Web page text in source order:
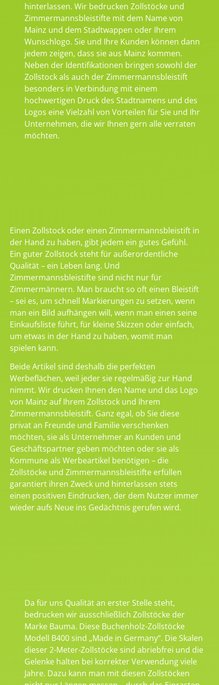
hinterlassen. Wir bedrucken Zollstöcke und
Zimmermannsbleistifte mit dem Name von
Mainz und dem Stadtwappen oder Ihrem
Wunschlogo. Sie und Ihre Kunden können dann
jedem zeigen, dass sie aus Mainz kommen.
Neben der Identifikationen bringen sowohl der
Zollstock als auch der Zimmermannsbleistift
besonders in Verbindung mit einem
hochwertigen Druck des Stadtnamens und des
Logos eine Vielzahl von Vorteilen für Sie und Ihr
Unternehmen, die wir Ihnen gern alle verraten
möchten.
Einen Zollstock oder einen Zimmermannsbleistift in
der Hand zu haben, gibt jedem ein gutes Gefühl.
Ein guter Zollstock steht für außerordentliche
Qualität – ein Leben lang. Und
Zimmermannsbleistifte sind nicht nur für
Zimmermännern. Man braucht so oft einen Bleistift
– sei es, um schnell Markierungen zu setzen, wenn
man ein Bild aufhängen will, wenn man einen seine
Einkaufsliste führt, für kleine Skizzen oder einfach,
um etwas in der Hand zu haben, womit man
spielen kann.
Beide Artikel sind deshalb die perfekten
Werbeflächen, weil jeder sie regelmäßig zur Hand
nimmt. Wir drucken Ihnen den Name und das Logo
von Mainz auf Ihrem Zollstock und Ihrem
Zimmermannsbleistift. Ganz egal, ob Sie diese
privat an Freunde und Familie verschenken
möchten, sie als Unternehmer an Kunden und
Geschäftspartner geben möchten oder sie als
Kommune als Werbeartikel benötigen – die
Zollstöcke und Zimmermannsbleistifte erfüllen
garantiert ihren Zweck und hinterlassen stets
einen positiven Eindrucken, der dem Nutzer immer
wieder aufs Neue ins Gedächtnis gerufen wird.
Da für uns Qualität an erster Stelle steht,
bedrucken wir ausschließlich Zollstöcke der
Marke Bauma. Diese Buchenholz-Zollstöcke
Modell B400 sind „Made in Germany“. Die Skalen
dieser 2-Meter-Zollstöcke sind abriebfrei und die
Gelenke halten bei korrekter Verwendung viele
Jahre. Dazu kann man mit diesen Zollstöcken